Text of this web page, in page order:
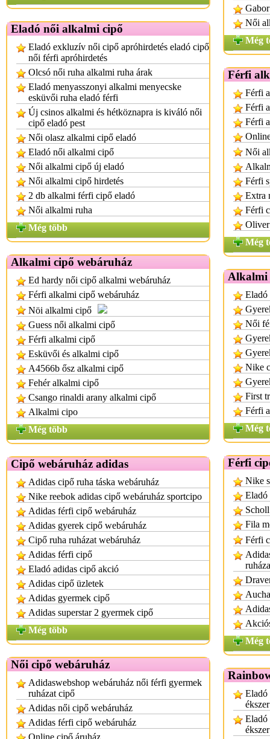
Eladó női alkalmi cipő
Eladó exkluzív női cipő apróhirdetés eladó cipő
női férfi apróhirdetés
Olcsó női ruha alkalmi ruha árak
Eladó menyasszonyi alkalmi menyecske
esküvői ruha eladó férfi
Új csinos alkalmi és hétköznapra is kiváló női
cipő eladó pest
Női olasz alkalmi cipő eladó
Eladó női alkalmi cipő
Női alkalmi cipő új eladó
Női alkalmi cipő hirdetés
2 db alkalmi férfi cipő eladó
Női alkalmi ruha
Még több
Alkalmi cipő webáruház
Ed hardy női cipő alkalmi webáruház
Férfi alkalmi cipő webáruház
Nöi alkalmi cipő
Guess női alkalmi cipő
Férfi alkalmi cipő
Esküvői és alkalmi cipő
A4566b ősz alkalmi cipő
Fehér alkalmi cipő
Csango rinaldi arany alkalmi cipő
Alkalmi cipo
Még több
Cipő webáruház adidas
Adidas cipő ruha táska webáruház
Nike reebok adidas cipő webáruház sportcipo
Adidas férfi cipő webáruház
Adidas gyerek cipő webáruház
Cipő ruha ruházat webáruház
Adidas férfi cipő
Eladó adidas cipő akció
Adidas cipő üzletek
Adidas gyermek cipő
Adidas superstar 2 gyermek cipő
Még több
Női cipő webáruház
Adidaswebshop webáruház női férfi gyermek
ruházat cipő
Adidas női cipő webáruház
Adidas férfi cipő webáruház
Online cipő áruház
Női
Még
Férfi
Férfi
Férfi
Férfi
Női
Férfi
Extra
Férfi
Még
Alkalmi
Eladó
Női
Nike
First
Férfi
Még
Férfi
Nike
Eladó
Fila
Férfi
Még
Eladó
Eladó